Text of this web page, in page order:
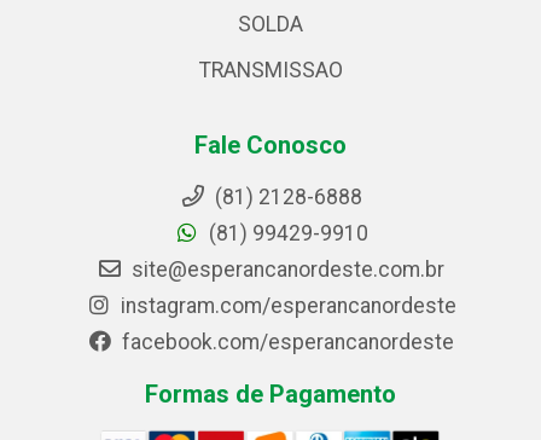
SOLDA
TRANSMISSAO
Fale Conosco
(81) 2128-6888
(81) 99429-9910
site@esperancanordeste.com.br
instagram.com/esperancanordeste
facebook.com/esperancanordeste
Formas de Pagamento